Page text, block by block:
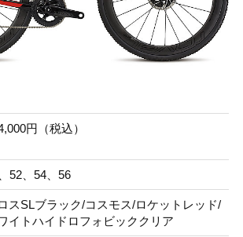
円（税込）
52、54、56
スSLブラック/コスモス/ロケットレッド/
イトハイドロフォビッククリア